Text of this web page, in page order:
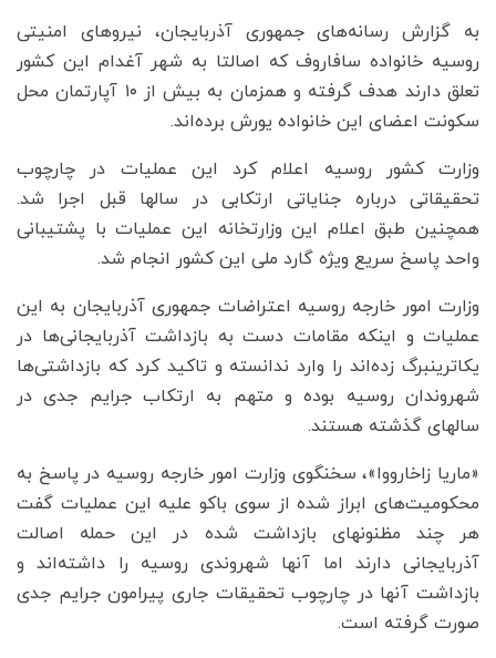
به گزارش رسانه‌های جمهوری آذربایجان، نیروهای امنیتی
روسیه خانواده سافاروف که اصالتا به شهر آغدام این کشور
تعلق دارند هدف گرفته و همزمان به بیش از ۱۰ آپارتمان محل
سکونت اعضای این خانواده یورش برده‌اند.
وزارت کشور روسیه اعلام کرد این عملیات در چارچوب
تحقیقاتی درباره جنایاتی ارتکابی در سالها قبل اجرا شد.
همچنین طبق اعلام این وزارتخانه این عملیات با پشتیبانی
واحد پاسخ سریع ویژه گارد ملی این کشور انجام شد.
وزارت امور خارجه روسیه اعتراضات جمهوری آذربایجان به این
عملیات و اینکه مقامات دست به بازداشت آذربایجانی‌ها در
یکاترینبرگ زده‌اند را وارد ندانسته و تاکید کرد که بازداشتی‌ها
شهروندان روسیه بوده و متهم به ارتکاب جرایم جدی در
سالهای گذشته هستند.
«ماریا زاخارووا»، سخنگوی وزارت امور خارجه روسیه در پاسخ به
محکومیت‌های ابراز شده از سوی باکو علیه این عملیات گفت
هر چند مظنونهای بازداشت شده در این حمله اصالت
آذربایجانی دارند اما آنها شهروندی روسیه را داشته‌اند و
بازداشت آنها در چارچوب تحقیقات جاری پیرامون جرایم جدی
صورت گرفته است.